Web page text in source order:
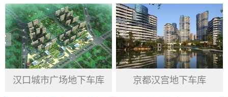
公共事业单位的消防产品提供与服
务。澳龙公司坚持信用第一 、高质量
为基准， 重视品德操守、渴求变革突
破、力求绩效最优 ，服务于群众、接
受客户反馈意见，汲取市场经验，跟
汉口城市广场地下车库 京都汉宫地下车库